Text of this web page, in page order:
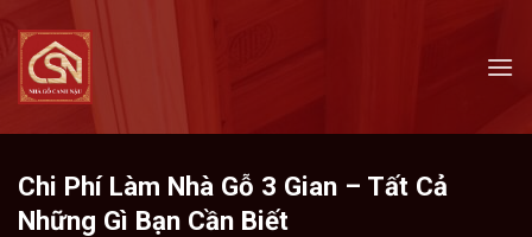
content
Chi Phí Làm Nhà Gỗ 3 Gian – Tất Cả
Những Gì Bạn Cần Biết